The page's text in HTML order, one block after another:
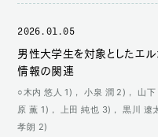
2026.01.05
男性大学生を対象としたエ
情報の関連
○木内 悠人 1)， 小泉 潤 2)， 山
原 薫 1)， 上田 純也 3)， 黒川
孝朗 2)